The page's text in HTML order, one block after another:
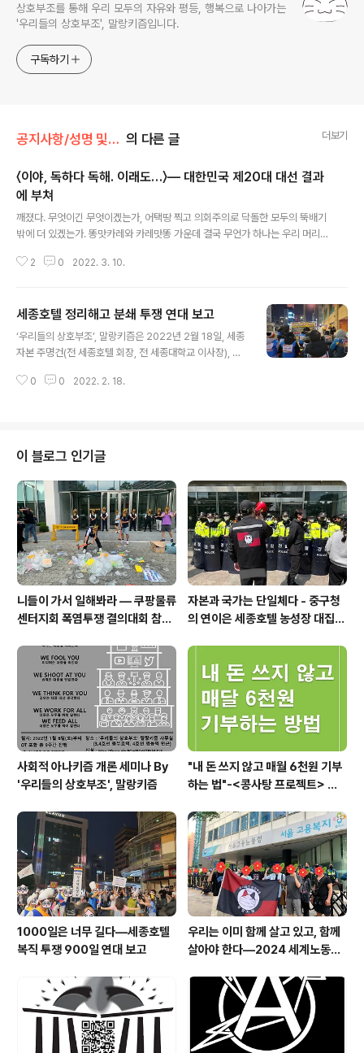
상호부조를 통해 우리 모두의 자유와 평등, 행복으로 나아가는
'우리들의 상호부조', 말랑키즘입니다.
구독하기
공지사항/성명 및 활동 의 다른 글 더보기
〈이야, 독하다 독해. 이래도…〉― 대한민국 제20대 대선 결과
에 부쳐
깨졌다. 무엇이긴 무엇이겠는가, 어택땅 찍고 의회주의로 닥돌한 모두의 뚝배기
밖에 더 있겠는가. 똥맛카레와 카레맛똥 가운데 결국 무언가 하나는 우리 머리
는 말이 많았다. ‘우리들의 상호부조’, 말랑키즘의 대선 거부 프로젝트 역시 이러
는 와중에는 누군가 그 옆에 있던 경찰에게 우리를 가리키며 저놈들이 저거 붙
였다고 신고하는 모습을 보기도 했으며, 온라인에서는 민주당 프락치도 되었다
가 국민의힘 프락치가 되기도 하였고, 선거법 위반 운운한 고소 고발 이야기는
2 0 2022. 3. 10.
세종호텔 정리해고 분쇄 투쟁 연대 보고
‘우리들의 상호부조’, 말랑키즘은 2022년 2월 18일, 세종
자본 주명건(전 세종호텔 회장, 전 세종대학교 이사장), 그
산업노동조합 세종호텔지부의 투쟁에 연대했다. 세종호텔
은 짓거리는 비단 어제오늘의 일이 아니다. 벌써 10년째 세
종 자본은 민주노조를 와해하기 위해 갖가지 방법으로 조
합원을 괴롭히고, 해고해 왔으며, 세종호텔지부 조합원들
은 이에 맞서 끈질긴 투쟁을 전개하고 있다. 특히 그 주범
주명건의 악명은 세종호텔뿐 아니라 세종대학교 이사장 시
절의 그것까지 합해 셀 수없..
0 0 2022. 2. 18.
이 블로그 인기글
니들이 가서 일해봐라 — 쿠팡물류
센터지회 폭염투쟁 결의대회 참가
자본과 국가는 단일체다 - 중구청
의 연이은 세종호텔 농성장 대집행
사회적 아나키즘 개론 세미나 By
'우리들의 상호부조', 말랑키즘
"내 돈 쓰지 않고 매월 6천원 기부
하는 법"-<콩사탕 프로젝트> 안
1000일은 너무 길다―세종호텔
복직 투쟁 900일 연대 보고
우리는 이미 함께 살고 있고, 함께
살아야 한다―2024 세계노동절